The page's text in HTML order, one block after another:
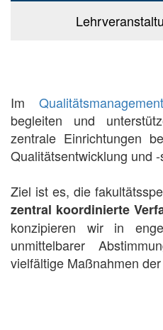
Im
begleiten und
zentrale Einrichtungen
Qualitätsentwicklung und
Ziel ist es, die
zentral koordinierte
konzipieren wir in
unmittelbarer
vielfältige Maßnahmen